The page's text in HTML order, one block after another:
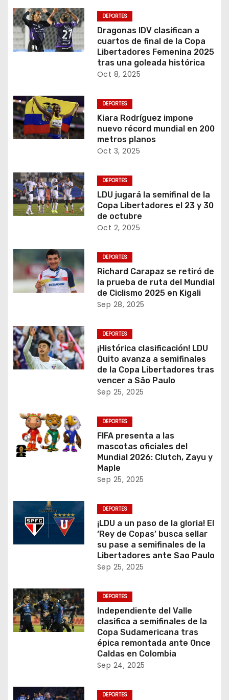
DEPORTES
Dragonas IDV clasifican a
cuartos de final de la Copa
Libertadores Femenina 2025
tras una goleada histórica
Oct 8, 2025
DEPORTES
Kiara Rodríguez impone
nuevo récord mundial en 200
metros planos
Oct 3, 2025
DEPORTES
LDU jugará la semifinal de la
Copa Libertadores el 23 y 30
de octubre
Oct 2, 2025
DEPORTES
Richard Carapaz se retiró de
la prueba de ruta del Mundial
de Ciclismo 2025 en Kigali
Sep 28, 2025
DEPORTES
¡Histórica clasificación! LDU
Quito avanza a semifinales
de la Copa Libertadores tras
vencer a São Paulo
Sep 25, 2025
DEPORTES
FIFA presenta a las
mascotas oficiales del
Mundial 2026: Clutch, Zayu y
Maple
Sep 25, 2025
DEPORTES
¡LDU a un paso de la gloria! El
‘Rey de Copas’ busca sellar
su pase a semifinales de la
Libertadores ante Sao Paulo
Sep 25, 2025
DEPORTES
Independiente del Valle
clasifica a semifinales de la
Copa Sudamericana tras
épica remontada ante Once
Caldas en Colombia
Sep 24, 2025
DEPORTES